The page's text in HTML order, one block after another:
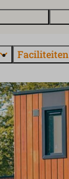
Faciliteiten